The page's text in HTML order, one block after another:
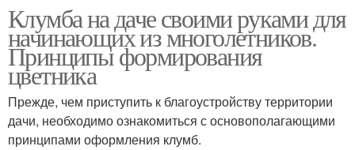
Клумба на даче своими руками для
начинающих из многолетников.
Принципы формирования
цветника
Прежде, чем приступить к благоустройству территории
дачи, необходимо ознакомиться с основополагающими
принципами оформления клумб.